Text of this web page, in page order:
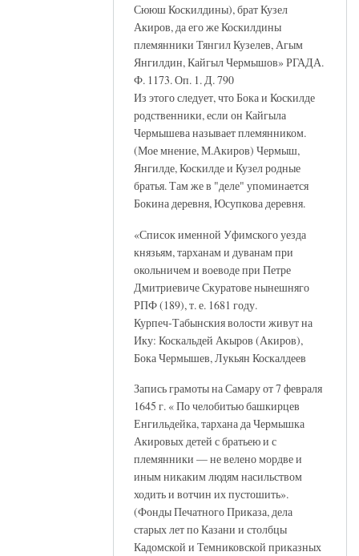
Сююш Коскилдины), брат Кузел
Акиров, да его же Коскилдины
племянники Тянгил Кузелев, Агым
Янгилдин, Кайгыл Чермышов» РГАДА.
Ф. 1173. Оп. 1. Д. 790
Из этого следует, что Бока и Коскилде
родственники, если он Кайгыла
Чермышева называет племянником.
(Мое мнение, М.Акиров) Чермыш,
Янгилде, Коскилде и Кузел родные
братья. Там же в "деле" упоминается
Бокина деревня, Юсупкова деревня.
«Список именной Уфимского уезда
князьям, тарханам и дуванам при
окольничем и воеводе при Петре
Дмитриевиче Скуратове нынешняго
РПФ (189), т. е. 1681 году.
Курпеч-Табынския волости живут на
Ику: Коскальдей Акыров (Акиров),
Бока Чермышев, Лукьян Коскалдеев
Запись грамоты на Самару от 7 февраля
1645 г. « По челобитью башкирцев
Енгильдейка, тархана да Чермышка
Акировых детей с братьею и с
племянники — не велено мордве и
иным никаким людям насильством
ходить и вотчин их пустошить».
(Фонды Печатного Приказа, дела
старых лет по Казани и столбцы
Кадомской и Темниковской приказных